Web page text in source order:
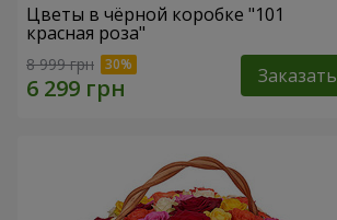
Цветы в чёрной коробке "101
красная роза"
8 999 грн Заказать